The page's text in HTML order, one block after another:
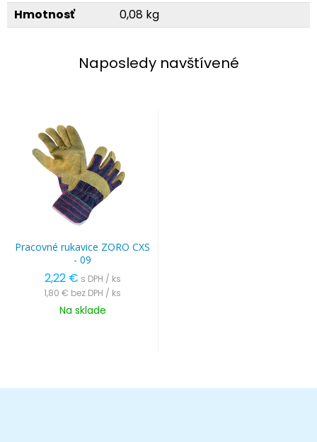
Hmotnosť 0,08 kg
Naposledy navštívené
Pracovné rukavice ZORO CXS
- 09
2,22 € s DPH / ks
1,80 € bez DPH / ks
Na sklade